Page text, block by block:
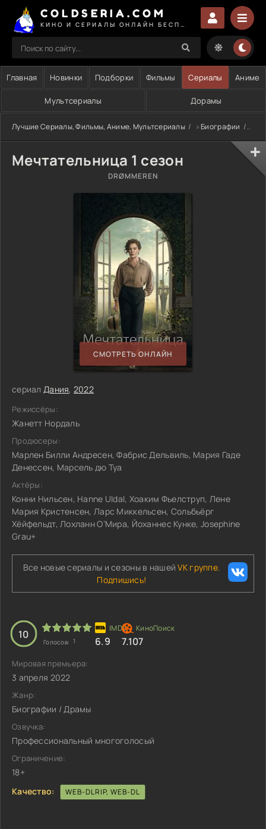
COLDSERIA.COM
Главная Новинки Подборки Фильмы Сериалы Аниме
Мультсериалы Дорамы
Лучшие Сериалы, Фильмы, Аниме, Мультсериалы »Биографии »
Мечтательница 1 сезон
DRØMMEREN
СМОТРЕТЬ ОНЛАЙН
сериал Дания, 2022
Режиссёры:
Жанетт Нордаль
Продюсеры:
Марлен Билли Андресен, Фабрис Дельвиль, Мария Гаде
Денессен, Марсель дю Туа
Актёры:
Конни Нильсен, Hanne Uldal, Хоаким Фьелструп, Лене
Мария Кристенсен, Ларс Миккельсен, Сольбьёрг
Хёйфельдт, Лохланн О’Мира, Йоханнес Кунке, Josephine
Grau+
Все новые сериалы и сезоны в нашейVK группе.
Подпишись!
10
Голосов: 1 6.9 7.107
Мировая премьера:
3 апреля 2022
Жанр:
Биографии / Драмы
Озвучка:
Профессиональный многоголосый
Ограничение:
18+
Качество:
WEB-DLRIP, WEB-DL